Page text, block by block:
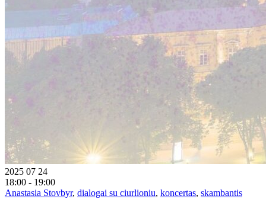
2025 07 24
18:00 - 19:00
Anastasia Stovbyr, dialogai su ciurlioniu, koncertas, skambantis